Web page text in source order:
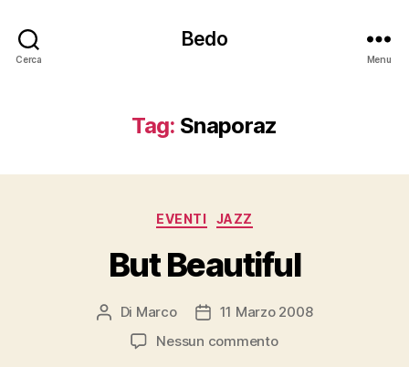
Cerca
Bedo
Menu
Tag: Snaporaz
Categorie
EVENTI JAZZ
But Beautiful
Autore
articolo
Di Marco
Data11 Marzo 2008
Nessun commentosu